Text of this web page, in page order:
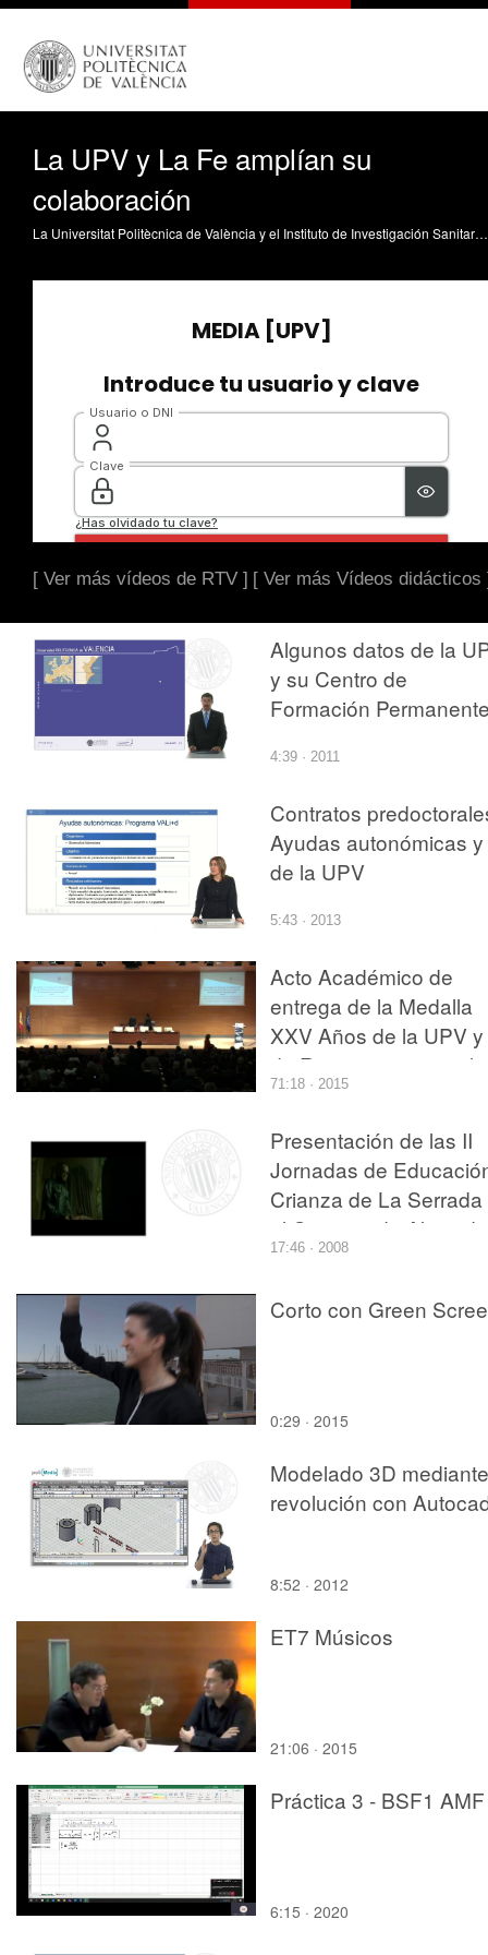
La UPV y La Fe amplían su
colaboración
La Universitat Politècnica de València y el Instituto de Investigación Sanitaria La Fe han firmado tres nuevos acuerdos con los que se amplía la cooperación que ya mantenían ambas instituciones.Los convenios incluyen la constitución de una Unidad Mixta de Investigación en Biomecánica, otra en TICs Aplicadas a la Reingeniería de Procesos Sociosanitarios y una tercera, dirigida a la investigación en Nanomedicina y Sensores.
[ Ver más vídeos de RTV ] [ Ver más Vídeos didácticos
Algunos datos de la
y su Centro de
Formación
4:39 · 2011
Contratos
Ayudas autonómicas y
de la UPV
5:43 · 2013
Acto Académico de
entrega de la Medalla
XXV Años de la UPV y
de Reconocimiento al
Personal Jubilado
71:18 · 2015
Presentación de las II
Jornadas de
Crianza de La Serrada
el Campus de Alcoy
UPV
17:46 · 2008
Corto con Green
0:29 · 2015
Modelado 3D mediante
revolución con
8:52 · 2012
ET7 Músicos
21:06 · 2015
Práctica 3 - BSF1
6:15 · 2020